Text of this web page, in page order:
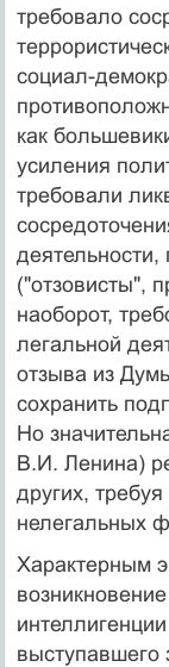
требовало
социал-
как
усиления
требовали
("отзовисты",
наоборот,
легальной
отзыва из
сохранить
Но
В.И. Ленина)
других,
нелегальных
Характерным
выступавшего